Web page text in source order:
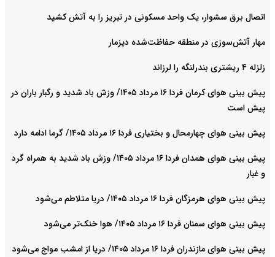
اتصال برق سشوار، یک واحد مسکونی در تبریز را به آتش کشید
مهار آتش‌سوزی در منطقه حفاظت‌شده دیزمار
زلزله ۴ ریشتری بندرلنگه را لرزاند
پیش بینی هوای کرمان فردا ۱۶ مرداد ۱۴۰۵/ وزش باد شدید و رگبار باران در
پیش است
پیش بینی هوای چهارمحال و بختیاری فردا ۱۶ مرداد ۱۴۰۵/ گرما ادامه دارد
پیش بینی هوای همدان فردا ۱۶ مرداد ۱۴۰۵/ وزش باد شدید به همراه گرد
و غبار
پیش بینی هوای هرمزگان فردا ۱۶ مرداد ۱۴۰۵/ دریا متلاطم می‌شود
پیش بینی هوای سمنان فردا ۱۶ مرداد ۱۴۰۵/ هوا خنک‌تر می‌شود
پیش بینی هوای مازندران فردا ۱۶ مرداد ۱۴۰۵/ دریا از امشب مواج می‌شود